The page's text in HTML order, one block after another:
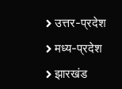
उत्तर-प्रदेश
मध्य-प्रदेश
झारखंड